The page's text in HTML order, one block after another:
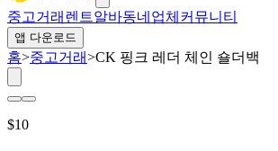
중고거래 렌트알바동네업체 커뮤니티
앱 다운로드
홈>중고거래>CK 핑크 레더 체인 숄더백
$10